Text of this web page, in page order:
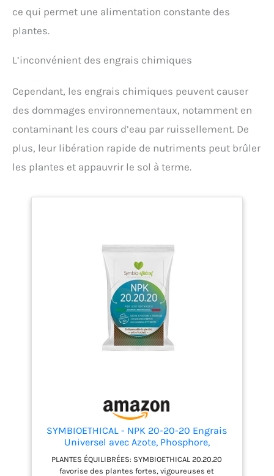
ce qui permet une alimentation constante des
plantes.
L’inconvénient des engrais chimiques
Cependant, les engrais chimiques peuvent causer
des dommages environnementaux, notamment en
contaminant les cours d’eau par ruissellement. De
plus, leur libération rapide de nutriments peut brûler
les plantes et appauvrir le sol à terme.
SYMBIOETHICAL - NPK 20-20-20 Engrais
Universel avec Azote, Phosphore,
Potassium et Oligo-éléments, Activateur
Complet, Made in Italy, 1 kg
PLANTES ÉQUILIBRÉES: SYMBIOETHICAL 20.20.20
favorise des plantes fortes, vigoureuses et